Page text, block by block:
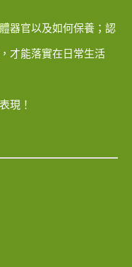
器官以及如何保養；認
才能落實在日常生活
現！